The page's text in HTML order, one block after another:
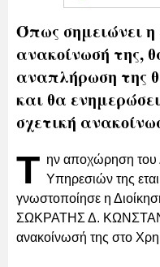
Όπως σημειώνει η
ανακοίνωσή της,
αναπλήρωση της
και θα
σχετική
Τ ην αποχώρηση του
Υπηρεσιών της
γνωστοποίησε η
ΣΩΚΡΑΤΗΣ Δ.
ανακοίνωσή της στο